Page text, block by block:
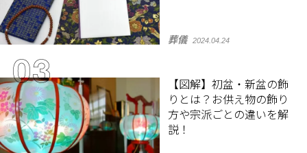
葬儀 2024.04.24
【図解】初盆・新盆の飾
りとは？お供え物の飾り
方や宗派ごとの違いを解
説！